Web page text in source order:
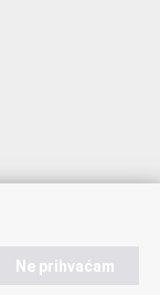
Ne prihvaćam